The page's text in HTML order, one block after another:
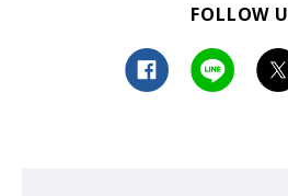
FOLLOW